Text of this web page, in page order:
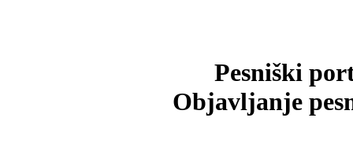
Pesniški
Objavljanje